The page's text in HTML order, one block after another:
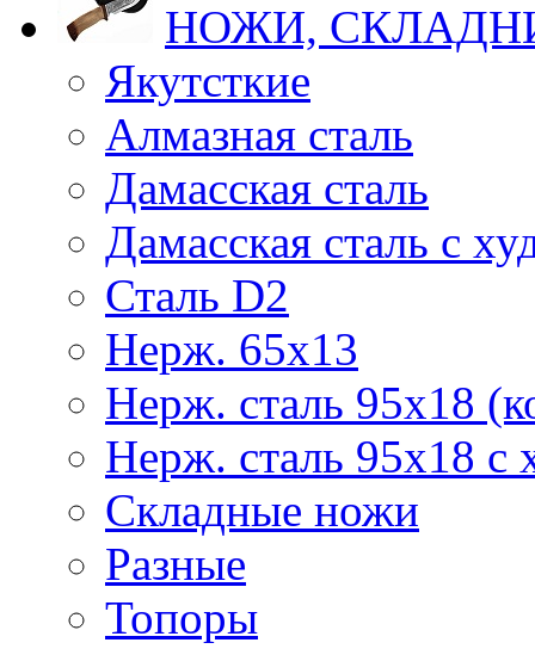
НОЖИ,
Якутсткие
Алмазная сталь
Дамасская сталь
Дамасская сталь с
Сталь D2
Нерж. 65х13
Нерж. сталь 95х18
Нерж. сталь 95х18 с
Складные ножи
Разные
Топоры